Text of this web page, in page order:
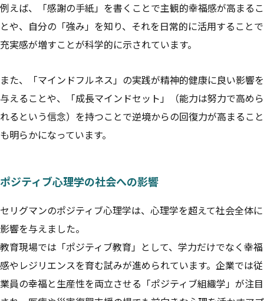
例えば、「感謝の手紙」を書くことで主観的幸福感が高まるこ
とや、自分の「強み」を知り、それを日常的に活用することで
充実感が増すことが科学的に示されています。
また、「マインドフルネス」の実践が精神的健康に良い影響を
与えることや、「成長マインドセット」（能力は努力で高めら
れるという信念）を持つことで逆境からの回復力が高まること
も明らかになっています。
ポジティブ心理学の社会への影響
セリグマンのポジティブ心理学は、心理学を超えて社会全体に
影響を与えました。
教育現場では「ポジティブ教育」として、学力だけでなく幸福
感やレジリエンスを育む試みが進められています。企業では従
業員の幸福と生産性を両立させる「ポジティブ組織学」が注目